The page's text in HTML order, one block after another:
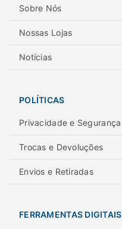
Sobre Nós
Nossas Lojas
Notícias
POLÍTICAS
Privacidade e Segurança
Trocas e Devoluções
Envios e Retiradas
FERRAMENTAS DIGITAIS